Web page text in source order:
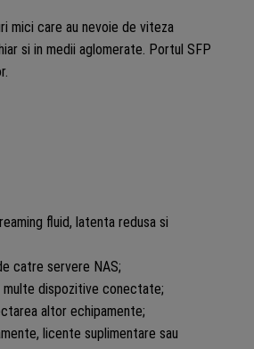
mici care au nevoie de viteza
si in medii aglomerate. Portul SFP
fluid, latenta redusa si
catre servere NAS;
multe dispozitive conectate;
altor echipamente;
licente suplimentare sau